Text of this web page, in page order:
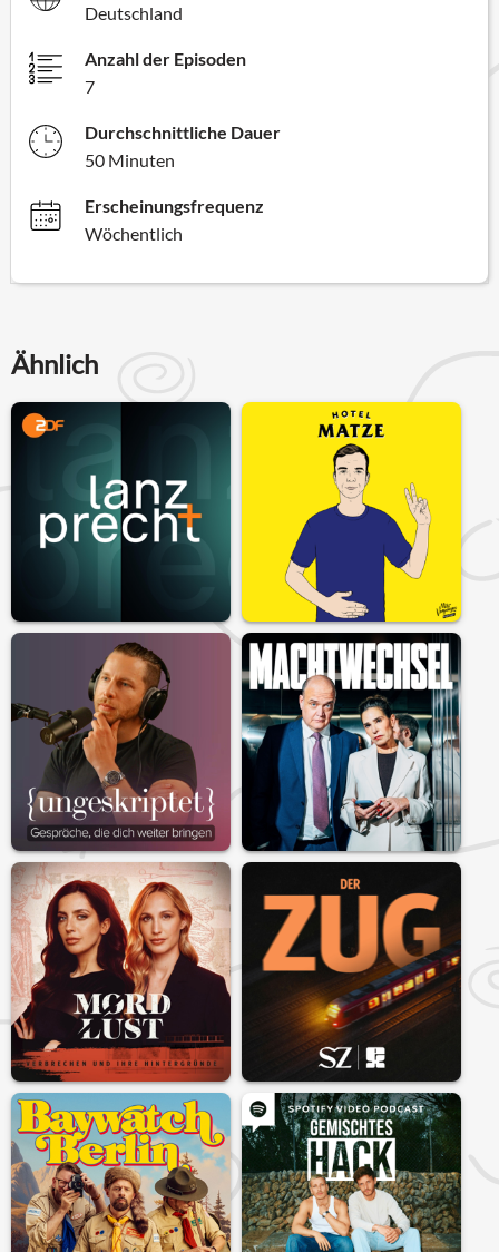
Deutschland
Anzahl der Episoden
7
Durchschnittliche Dauer
50 Minuten
Erscheinungsfrequenz
Wöchentlich
Ähnlich